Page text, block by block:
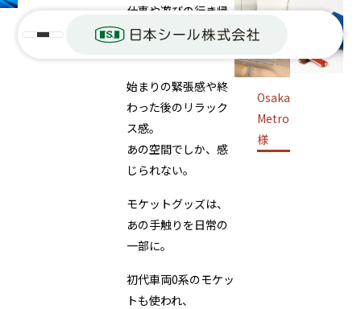
乗車で
感じた
仕事や遊びの行き帰
りで感じた
始まりの緊張感や終
わった後のリラック
ス感。
あの空間でしか、感
じられない。
モケットグッズは、
あの手触りを日常の
一部に。
初代車両0系のモケッ
トも使われ、
神戸
市バ
ス様